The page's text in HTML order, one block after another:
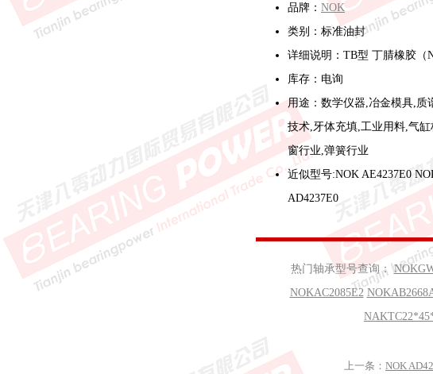
品牌： NOK
类别：标准油封
详细说明：TB型 丁腈橡胶（
库存：电询
用途：数学仪器,冶金模具,质
技术,牙体充填,工业用料,气
窗行业,弹簧行业
近似型号:NOK AE4237E0
AD4237E0
热门轴承型号查询：
NOKAC2085E2
上一条： NOK